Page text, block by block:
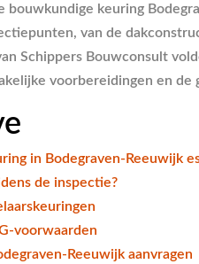
bouwkundige keuring
van de
Schippers Bouwconsult
voorbereidingen en
in Bodegraven-Reeuwijk
de inspectie?
voorwaarden
Reeuwijk aanvragen